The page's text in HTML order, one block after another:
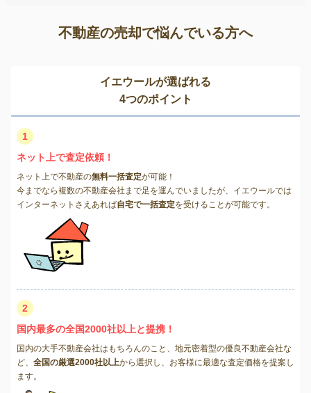
不動産の売却で悩んでいる方へ
イエウールが選ばれる
4つのポイント
1
ネット上で査定依頼！
ネット上で不動産の無料一括査定が可能！
今までなら複数の不動産会社まで足を運んでいましたが、イエウールでは
インターネットさえあれば自宅で一括査定を受けることが可能です。
2
国内最多の全国2000社以上と提携！
国内の大手不動産会社はもちろんのこと、地元密着型の優良不動産会社な
ど、 全国の厳選2000社以上から選択し、お客様に最適な査定価格を提案し
ます。